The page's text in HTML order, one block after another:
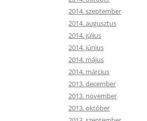
2014. szeptember
2014. augusztus
2014. július
2014. június
2014. május
2014. március
2013. december
2013. november
2013. október